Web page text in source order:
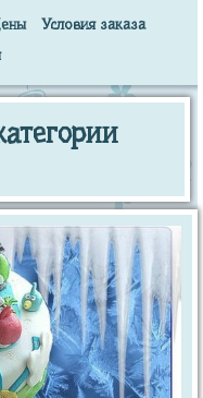
Условия заказа